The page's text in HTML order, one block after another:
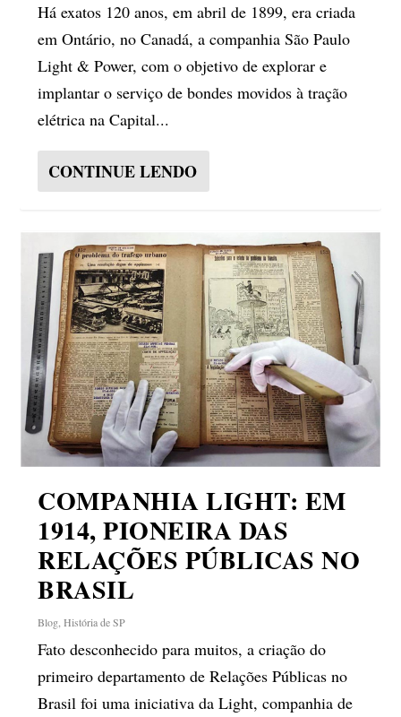
Há exatos 120 anos, em abril de 1899, era criada
em Ontário, no Canadá, a companhia São Paulo
Light & Power, com o objetivo de explorar e
implantar o serviço de bondes movidos à tração
elétrica na Capital...
CONTINUE LENDO
COMPANHIA LIGHT: EM
1914, PIONEIRA DAS
RELAÇÕES PÚBLICAS NO
BRASIL
Blog ,História de SP
Fato desconhecido para muitos, a criação do
primeiro departamento de Relações Públicas no
Brasil foi uma iniciativa da Light, companhia de